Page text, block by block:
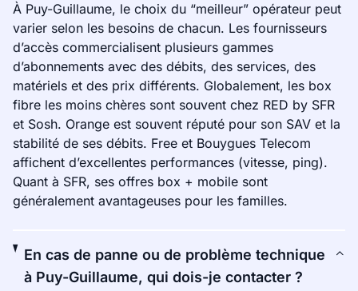
À Puy-Guillaume, le choix du “meilleur” opérateur peut
varier selon les besoins de chacun. Les fournisseurs
d’accès commercialisent plusieurs gammes
d’abonnements avec des débits, des services, des
matériels et des prix différents. Globalement, les box
fibre les moins chères sont souvent chez RED by SFR
et Sosh. Orange est souvent réputé pour son SAV et la
stabilité de ses débits. Free et Bouygues Telecom
affichent d’excellentes performances (vitesse, ping).
Quant à SFR, ses offres box + mobile sont
généralement avantageuses pour les familles.
En cas de panne ou de problème technique
à Puy-Guillaume, qui dois-je contacter ?